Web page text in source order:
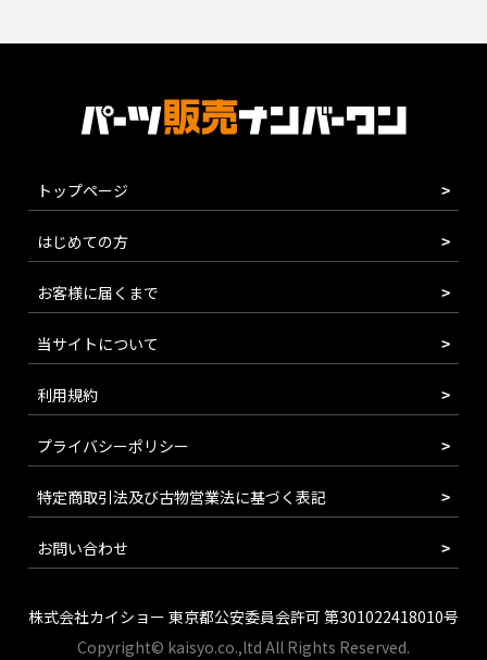
トップページ
はじめての方
お客様に届くまで
当サイトについて
利用規約
プライバシーポリシー
特定商取引法及び古物営業法に基づく表記
お問い合わせ
株式会社カイショー 東京都公安委員会許可 第301022418010号
Copyright© kaisyo.co.,ltd All Rights Reserved.